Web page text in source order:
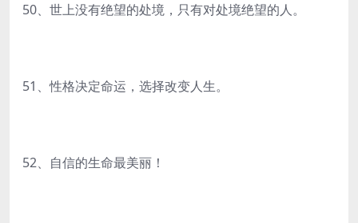
50、世上没有绝望的处境，只有对处境绝望的人。
51、性格决定命运，选择改变人生。
52、自信的生命最美丽！